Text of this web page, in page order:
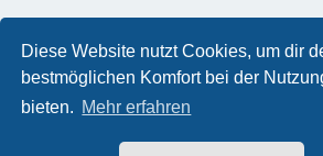
Diese Website nutzt Cookies, um dir
bestmöglichen Komfort bei der
bieten. Mehr erfahren
Informationen über den Umgang mit
sind in der Datenschutzerklärung enthalten.
Foren-Übersicht
Powered byphpBB® Forum Software ©